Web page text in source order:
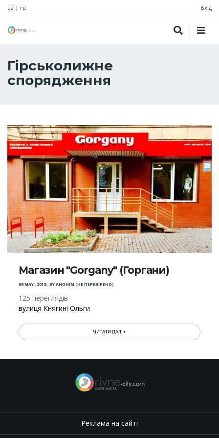
ua | ru Вхід
Гірськолижне
спорядження
Магазин "Gorgany" (Горгани)
09 MAY , 2018,BYАНОНІМ (НЕ ПЕРЕВІРЕНО)
125 переглядів
вулиця Княгині Ольги
ЧИТАТИ ДАЛІ
Реклама на сайті